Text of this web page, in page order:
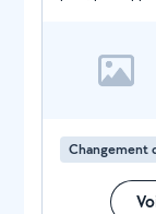
Changement